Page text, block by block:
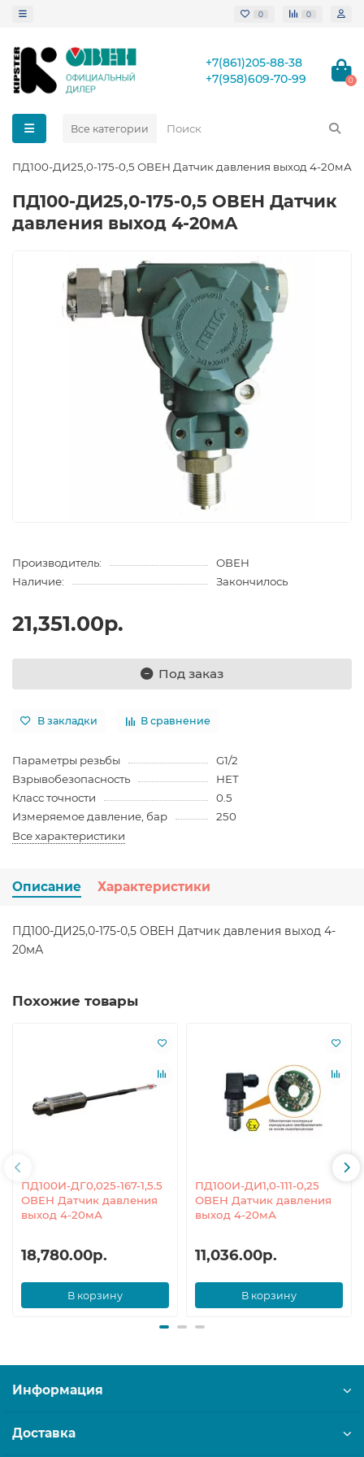
0 0
+7(861)205-88-38
+7(958)609-70-99
0
Все категории
ПД100-ДИ25,0-175-0,5 ОВЕН Датчик давления выход 4-20мА
ПД100-ДИ25,0-175-0,5 ОВЕН Датчик
давления выход 4-20мА
Производитель:
ОВЕН
Наличие:
Закончилось
21,351.00р.
Под заказ
В закладки В сравнение
Параметры резьбы
G1/2
Взрывобезопасность
НЕТ
Класс точности
0.5
Измеряемое давление, бар
250
Все характеристики
Описание Характеристики
ПД100-ДИ25,0-175-0,5 ОВЕН Датчик давления выход 4-
20мА
Похожие товары
ПД100И-ДГ0,025-167-1,5.5
ОВЕН Датчик давления
выход 4-20мА
18,780.00р.
В корзину
ПД100И-ДИ1,0-111-0,25
ОВЕН Датчик давления
выход 4-20мА
11,036.00р.
В корзину
Информация
Доставка